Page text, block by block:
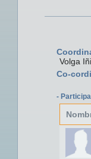
Volga
Co-
-